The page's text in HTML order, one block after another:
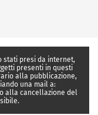
stati presi da internet,
presenti in questi
alla pubblicazione,
una mail a:
alla cancellazione del